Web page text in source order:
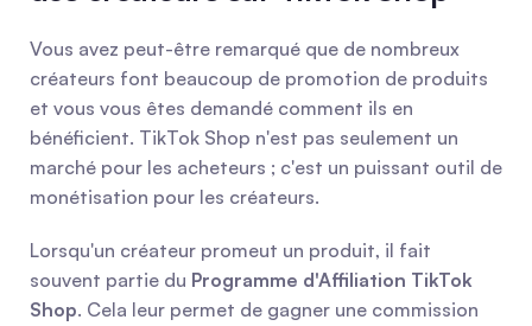
Vous avez peut-être remarqué que de nombreux
créateurs font beaucoup de promotion de produits
et vous vous êtes demandé comment ils en
bénéficient. TikTok Shop n'est pas seulement un
marché pour les acheteurs ; c'est un puissant outil de
monétisation pour les créateurs.
Lorsqu'un créateur promeut un produit, il fait
souvent partie du Programme d'Affiliation TikTok
Shop. Cela leur permet de gagner une commission